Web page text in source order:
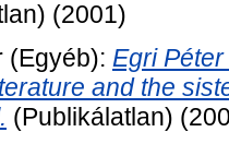
(2001)
(Egyéb): Egri
and the
(Publikálatlan)